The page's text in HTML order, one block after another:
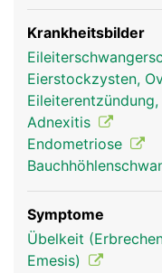
besitzt feine
Eizelle in die
Zeitpunkt
sind, erfolgt im
Krankheitsbilder
Eierstockzysten,
Adnexitis
Endometriose
Symptome
Übelkeit
Emesis)